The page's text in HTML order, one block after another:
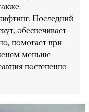
Последний
обеспечивает
помогает при
меньше
постепенно